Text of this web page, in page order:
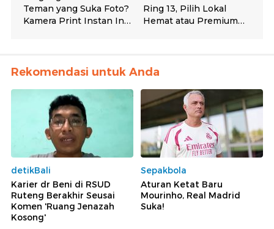
Rekomendasi untuk Anda
detikBali
Karier dr Beni di RSUD
Ruteng Berakhir Seusai
Komen 'Ruang Jenazah
Kosong'
Sepakbola
Aturan Ketat Baru
Mourinho, Real Madrid
Suka!